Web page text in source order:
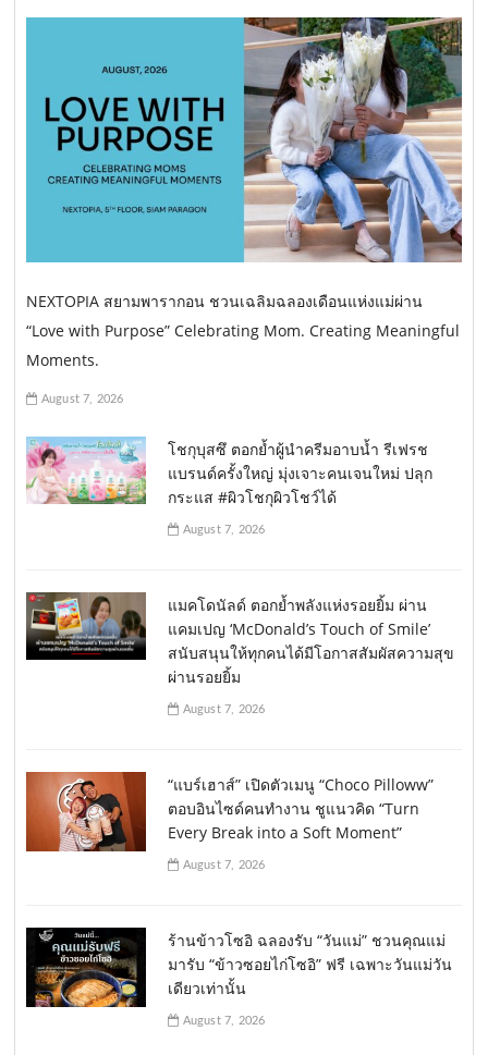
NEXTOPIA สยามพารากอน ชวนเฉลิมฉลองเดือนแห่งแม่ผ่าน
“Love with Purpose” Celebrating Mom. Creating Meaningful
Moments.
August 7, 2026
โชกุบุสซึ ตอกย้ำผู้นำครีมอาบน้ำ รีเฟรช
แบรนด์ครั้งใหญ่ มุ่งเจาะคนเจนใหม่ ปลุก
กระแส #ผิวโชกุผิวโชว์ได้
August 7, 2026
แมคโดนัลด์ ตอกย้ำพลังแห่งรอยยิ้ม ผ่าน
แคมเปญ ‘McDonald’s Touch of Smile’
สนับสนุนให้ทุกคนได้มีโอกาสสัมผัสความสุข
ผ่านรอยยิ้ม
August 7, 2026
“แบร์เฮาส์” เปิดตัวเมนู “Choco Pilloww”
ตอบอินไซด์คนทำงาน ชูแนวคิด “Turn
Every Break into a Soft Moment”
August 7, 2026
ร้านข้าวโซอิ ฉลองรับ “วันแม่” ชวนคุณแม่
มารับ “ข้าวซอยไก่โซอิ” ฟรี เฉพาะวันแม่วัน
เดียวเท่านั้น
August 7, 2026